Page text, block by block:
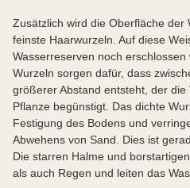
Zusätzlich wird die Oberfläche der
feinste Haarwurzeln. Auf diese
Wasserreserven noch
Wurzeln sorgen dafür, dass
größerer Abstand entsteht, der die
Pflanze begünstigt. Das dichte
Festigung des Bodens und
Abwehens von Sand. Dies ist
Die starren Halme und
als auch Regen und leiten das